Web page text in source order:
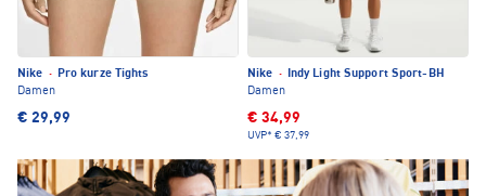
Nike ·
Pro kurze Tights
Damen
€ 29,99
Nike ·
Indy Light Support Sport-BH
Damen
€ 34,99
UVP* € 37,99